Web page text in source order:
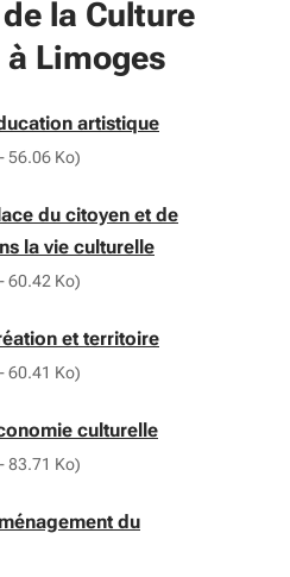
la Culture
Limoges
artistique
56.06 Ko)
du citoyen et de
la vie culturelle
60.42 Ko)
et territoire
60.41 Ko)
culturelle
83.71 Ko)
du